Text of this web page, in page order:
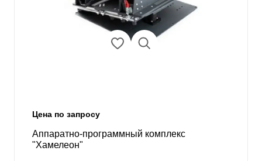
Цена по запросу
Аппаратно-программный комплекс
"Хамелеон"